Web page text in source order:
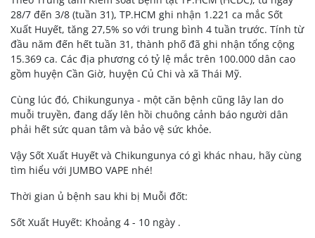
28/7 đến 3/8 (tuần 31), TP.HCM ghi nhận 1.221 ca mắc Sốt
Xuất Huyết, tăng 27,5% so với trung bình 4 tuần trước. Tính từ
đầu năm đến hết tuần 31, thành phố đã ghi nhận tổng cộng
15.369 ca. Các địa phương có tỷ lệ mắc trên 100.000 dân cao
gồm huyện Cần Giờ, huyện Củ Chi và xã Thái Mỹ.
Cùng lúc đó, Chikungunya - một căn bệnh cũng lây lan do
muỗi truyền, đang dấy lên hồi chuông cảnh báo người dân
phải hết sức quan tâm và bảo vệ sức khỏe.
Vậy Sốt Xuất Huyết và Chikungunya có gì khác nhau, hãy cùng
tìm hiểu với JUMBO VAPE nhé!
Thời gian ủ bệnh sau khi bị Muỗi đốt:
Sốt Xuất Huyết: Khoảng 4 - 10 ngày .